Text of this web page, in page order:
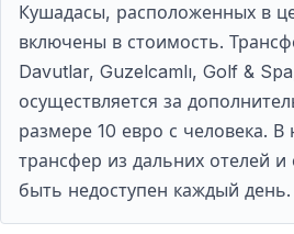
— Приходите в порт
прохождения паспортного
— Возьмите с собой воду и
— Обязательно имейте при
необходимые документы
Безопасность и
Кушадасы, расположенных в
включены в стоимость.
Davutlar, Guzelcamlı, Golf &
осуществляется за
размере 10 евро с человека. В
трансфер из дальних отелей
быть недоступен каждый день.